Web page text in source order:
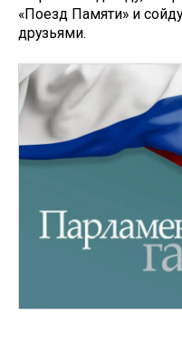
«Поезд Памяти» и
друзьями.